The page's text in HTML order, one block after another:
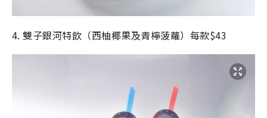
4. 雙子銀河特飲（西柚椰果及青檸菠蘿）每款$43